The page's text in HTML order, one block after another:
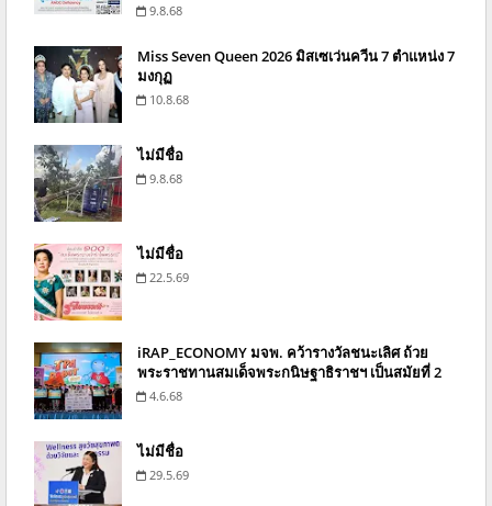
9.8.68
Miss Seven Queen 2026 มิสเซเว่นควีน 7 ตำแหน่ง 7
มงกุฏ
10.8.68
ไม่มีชื่อ
9.8.68
ไม่มีชื่อ
22.5.69
iRAP_ECONOMY มจพ. คว้ารางวัลชนะเลิศ ถ้วย
พระราชทานสมเด็จพระกนิษฐาธิราชฯ เป็นสมัยที่ 2
4.6.68
ไม่มีชื่อ
29.5.69